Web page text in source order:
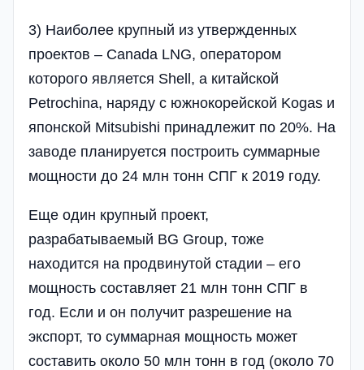
3) Наиболее крупный из утвержденных
проектов – Canada LNG, оператором
которого является Shell, а китайской
Petrochina, наряду с южнокорейской Kogas и
японской Mitsubishi принадлежит по 20%. На
заводе планируется построить суммарные
мощности до 24 млн тонн СПГ к 2019 году.
Еще один крупный проект,
разрабатываемый BG Group, тоже
находится на продвинутой стадии – его
мощность составляет 21 млн тонн СПГ в
год. Если и он получит разрешение на
экспорт, то суммарная мощность может
составить около 50 млн тонн в год (около 70